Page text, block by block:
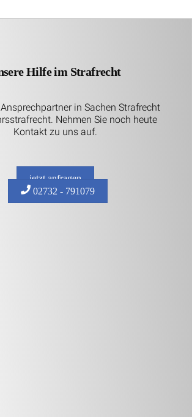
Hilfe im Strafrecht
in Sachen Strafrecht
Nehmen Sie noch heute
Kontakt zu uns auf.
jetzt anfragen
02732 - 791079